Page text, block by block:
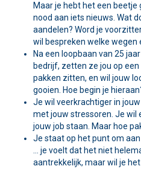
Maar je hebt het een beetje
nood aan iets nieuws. Wat
aandelen? Word je
wil bespreken welke wegen
Na een loopbaan van 25
bedrijf, zetten ze jou op
pakken zitten, en wil jouw
gooien. Hoe begin je
Je wil veerkrachtiger in
met jouw stressoren. Je wil
jouw job staan. Maar hoe
Je staat op het punt om
… je voelt dat het niet
aantrekkelijk, maar wil je